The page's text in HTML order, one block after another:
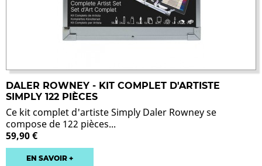
DALER ROWNEY - KIT COMPLET D'ARTISTE
SIMPLY 122 PIÈCES
Ce kit complet d'artiste Simply Daler Rowney se
compose de 122 pièces...
59,90 €
EN SAVOIR +